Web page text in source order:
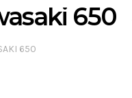
650
650